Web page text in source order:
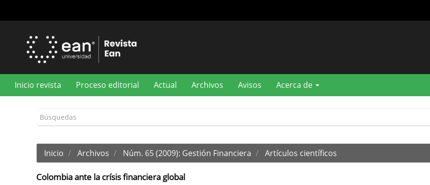
principal
Inicio revista Proceso editorial Actual Archivos Avisos Acerca de
Inicio Archivos Núm. 65 (2009): Gestión Financiera Artículos científicos
Colombia ante la crísis financiera global